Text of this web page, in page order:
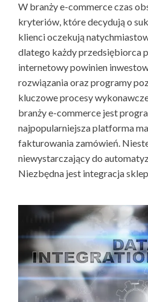
W branży e-commerce czas
kryteriów, które decydują o
klienci oczekują
dlatego każdy przedsiębiorca
internetowy powinien
rozwiązania oraz programy
kluczowe procesy
branży e-commerce jest
najpopularniejsza platforma
fakturowania zamówień.
niewystarczający do
Niezbędna jest integracja